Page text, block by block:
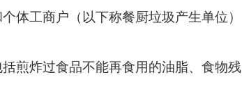
工商户（以下称餐厨垃圾产生单位）
煎炸过食品不能再食用的油脂、食物残